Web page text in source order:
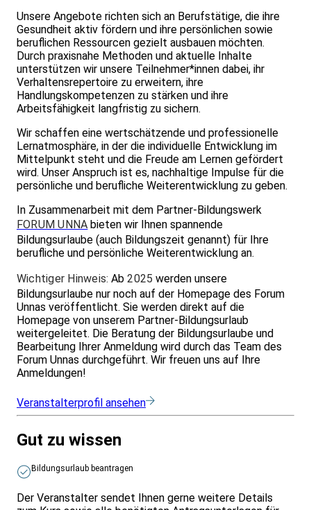
Unsere Angebote richten sich an Berufstätige, die ihre
Gesundheit aktiv fördern und ihre persönlichen sowie
beruflichen Ressourcen gezielt ausbauen möchten.
Durch praxisnahe Methoden und aktuelle Inhalte
unterstützen wir unsere Teilnehmer*innen dabei, ihr
Verhaltensrepertoire zu erweitern, ihre
Handlungskompetenzen zu stärken und ihre
Arbeitsfähigkeit langfristig zu sichern.
Wir schaffen eine wertschätzende und professionelle
Lernatmosphäre, in der die individuelle Entwicklung im
Mittelpunkt steht und die Freude am Lernen gefördert
wird. Unser Anspruch ist es, nachhaltige Impulse für die
persönliche und berufliche Weiterentwicklung zu geben.
In Zusammenarbeit mit dem Partner-Bildungswerk
FORUM UNNA bieten wir Ihnen spannende
Bildungsurlaube (auch Bildungszeit genannt) für Ihre
berufliche und persönliche Weiterentwicklung an.
Wichtiger Hinweis: Ab2025 werden unsere
Bildungsurlaube nur noch auf der Homepage des Forum
Unnas veröffentlicht. Sie werden direkt auf die
Homepage von unserem Partner-Bildungsurlaub
weitergeleitet. Die Beratung der Bildungsurlaube und
Bearbeitung Ihrer Anmeldung wird durch das Team des
Forum Unnas durchgeführt. Wir freuen uns auf Ihre
Anmeldungen!
Veranstalterprofil ansehen
Gut zu wissen
Bildungsurlaub beantragen
Der Veranstalter sendet Ihnen gerne weitere Details